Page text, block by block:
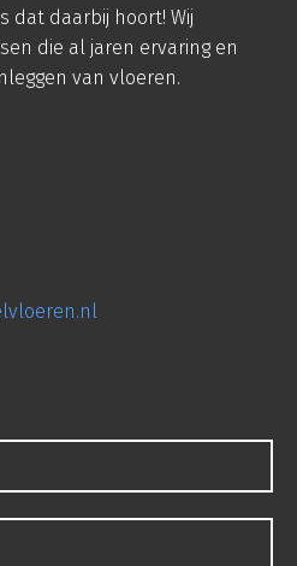
dat daarbij hoort! Wij
die al jaren ervaring en
van vloeren.